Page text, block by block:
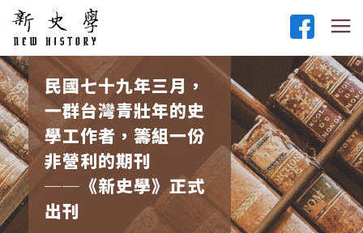
民國七十九年三月，
一群台灣青壯年的史
學工作者，籌組一份
非營利的期刊
──《新史學》正式
出刊